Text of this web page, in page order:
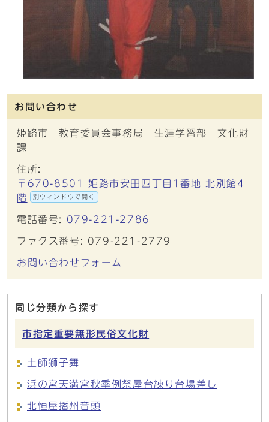
お問い合わせ
姫路市 教育委員会事務局 生涯学習部 文化財
課
住所:
〒670-8501 姫路市安田四丁目1番地 北別館4
階
別ウィンドウで開く
電話番号: 079-221-2786
ファクス番号: 079-221-2779
お問い合わせフォーム
同じ分類から探す
市指定重要無形民俗文化財
土師獅子舞
浜の宮天満宮秋季例祭屋台練り台場差し
北恒屋播州音頭